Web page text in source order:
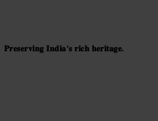
𝐏𝐫𝐞𝐬𝐞𝐫𝐯𝐢𝐧𝐠 𝐈𝐧𝐝𝐢𝐚’𝐬 𝐫𝐢𝐜𝐡 𝐡𝐞𝐫𝐢𝐭𝐚𝐠𝐞.